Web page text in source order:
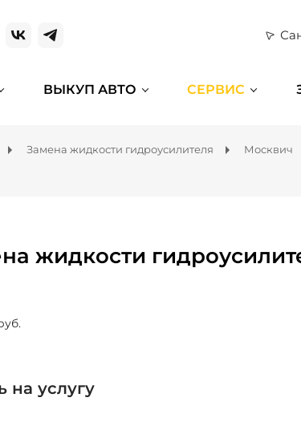
ВЫКУП АВТО СЕРВИС
Замена жидкости гидроусилителя Москвич
жидкости
на услугу